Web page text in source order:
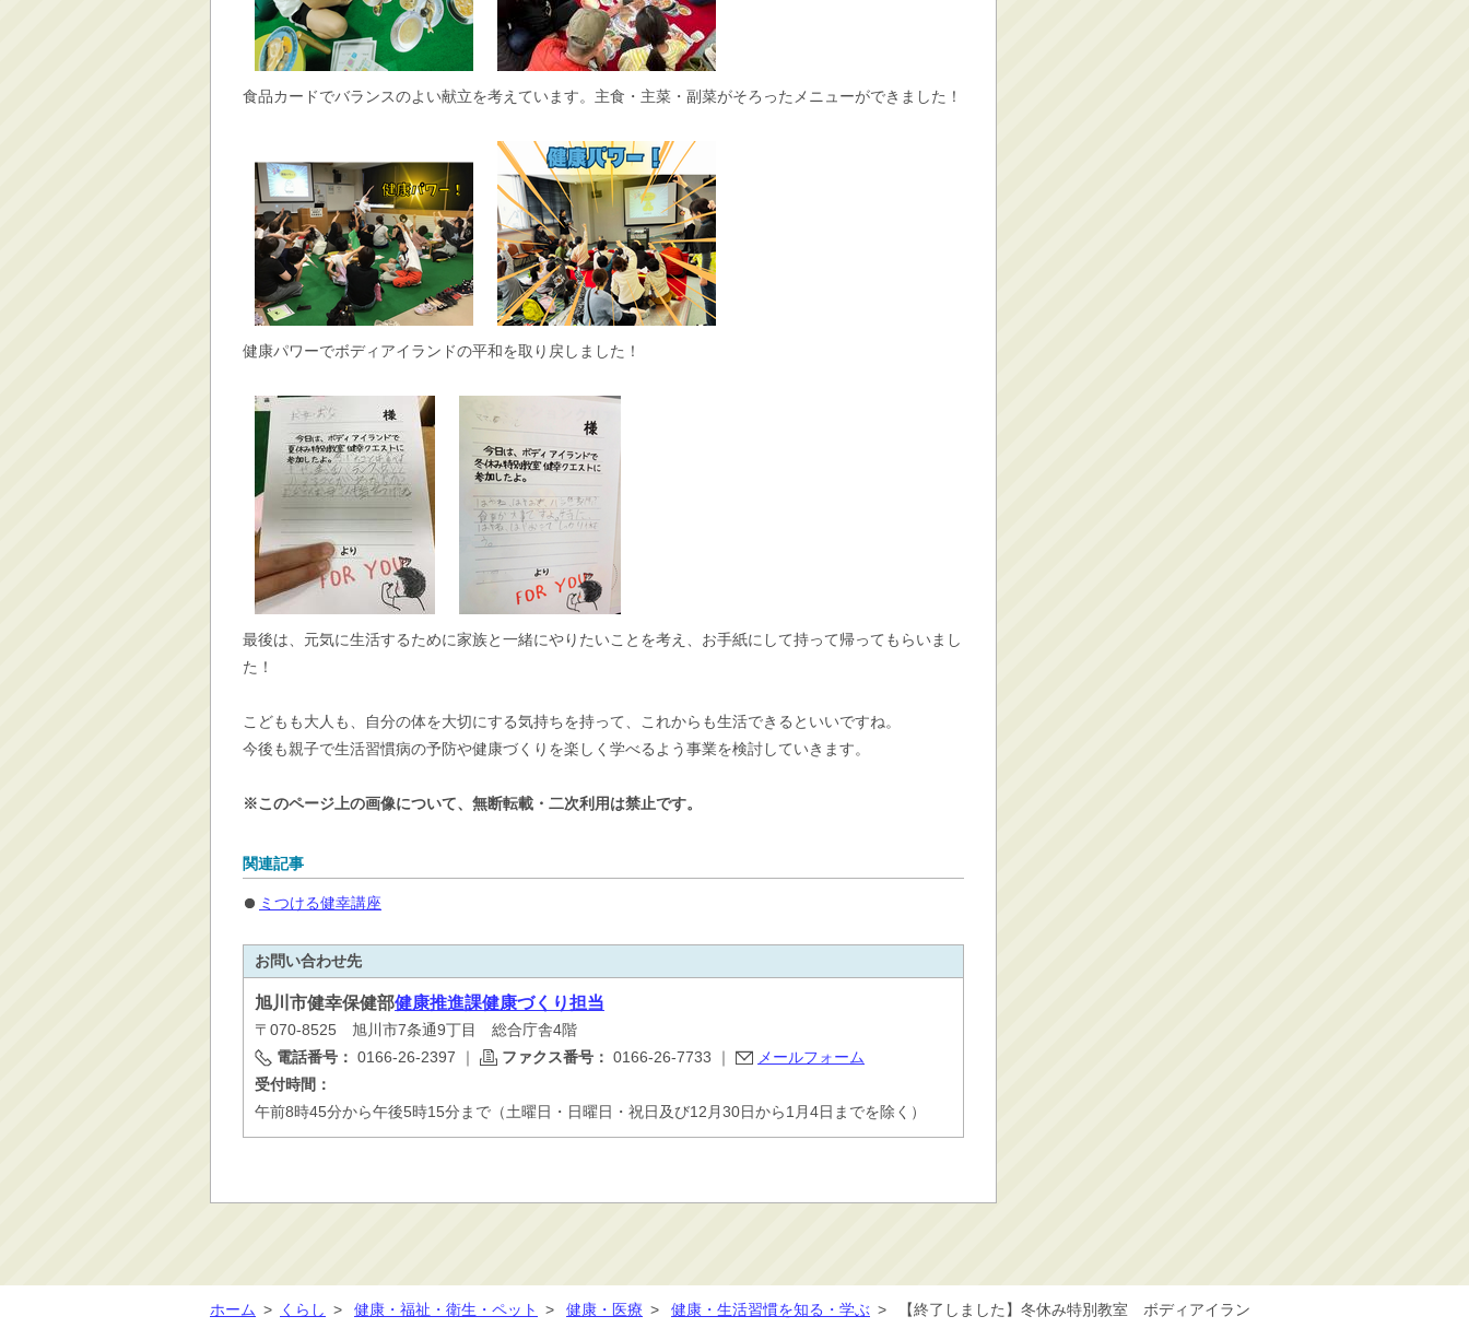
食品カードでバランスのよい献立を考えています。主食・主菜・副菜がそろったメニューができました！
健康パワーでボディアイランドの平和を取り戻しました！
最後は、元気に生活するために家族と一緒にやりたいことを考え、お手紙にして持って帰ってもらいまし
た！
こどもも大人も、自分の体を大切にする気持ちを持って、これからも生活できるといいですね。
今後も親子で生活習慣病の予防や健康づくりを楽しく学べるよう事業を検討していきます。
※このページ上の画像について、無断転載・二次利用は禁止です。
関連記事
ミつける健幸講座
お問い合わせ先
旭川市健幸保健部健康推進課健康づくり担当
〒070-8525 旭川市7条通9丁目 総合庁舎4階
電話番号： 0166-26-2397 ｜ ファクス番号： 0166-26-7733 ｜
メールフォーム
受付時間：
午前8時45分から午後5時15分まで（土曜日・日曜日・祝日及び12月30日から1月4日までを除く）
ホーム > くらし > 健康・福祉・衛生・ペット > 健康・医療 > 健康・生活習慣を知る・学ぶ > 【終了しました】冬休み特別教室 ボディアイラン